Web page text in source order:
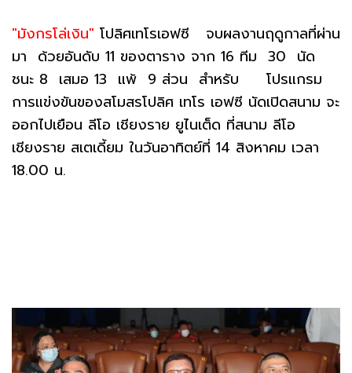
"มังกรโล่เงิน" โปลิศเทโรเอฟซี จบผลงานฤดูกาลที่ผ่าน
มา ด้วยอันดับ 11 ของตาราง จาก 16 ทีม 30 นัด
ชนะ 8 เสมอ 13 แพ้ 9 ส่วน สำหรับ โปรแกรม
การแข่งขันของสโมสรโปลิศ เทโร เอฟซี นัดเปิดสนาม จะ
ออกไปเยือน ลีโอ เชียงราย ยูไนเต็ด ที่สนาม ลีโอ
เชียงราย สเตเดี้ยม ในวันอาทิตย์ที่ 14 สิงหาคม เวลา
18.00 น.